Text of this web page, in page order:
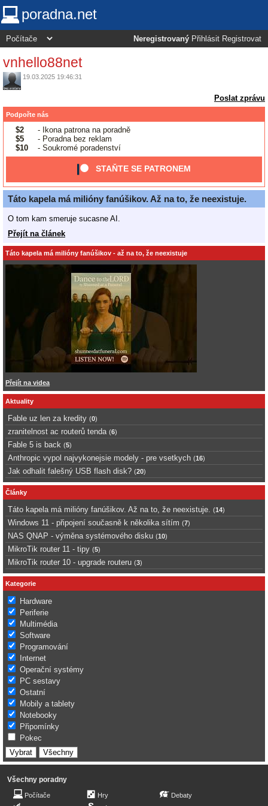
poradna.net
Neregistrovaný Přihlásit Registrovat
vnhello88net
19.03.2025 19:46:31
Poslat zprávu
Podpořte nás
$2
- Ikona patrona na poradně
$5
- Poradna bez reklam
$10
- Soukromé poradenství
STAŇTE SE PATRONEM
Táto kapela má milióny fanúšikov. Až na to, že neexistuje.
O tom kam smeruje sucasne AI.
Přejít na článek
Táto kapela má milióny fanúšikov - až na to, že neexistuje
Přejít na videa
Aktuality
Fable uz len za kredity (0)
zranitelnost ac routerů tenda (6)
Fable 5 is back (5)
Anthropic vypol najvykonejsie modely - pre vsetkych (16)
Jak odhalit falešný USB flash disk? (20)
Články
Táto kapela má milióny fanúšikov. Až na to, že neexistuje. (14)
Windows 11 - připojení současně k několika sítím (7)
NAS QNAP - výměna systémového disku (10)
MikroTik router 11 - tipy (5)
MikroTik router 10 - upgrade routeru (3)
Kategorie
Hardware
Periferie
Multimédia
Software
Programování
Internet
Operační systémy
PC sestavy
Ostatní
Mobily a tablety
Notebooky
Připomínky
Pokec
Všechny poradny
Počítače
Hry
Debaty